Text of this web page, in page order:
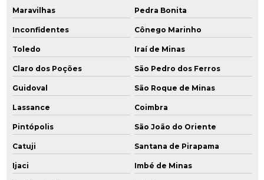
Maravilhas Pedra Bonita
Inconfidentes Cônego Marinho
Toledo Iraí de Minas
Claro dos Poções São Pedro dos Ferros
Guidoval São Roque de Minas
Lassance Coimbra
Pintópolis São João do Oriente
Catuji Santana de Pirapama
Ijaci Imbé de Minas